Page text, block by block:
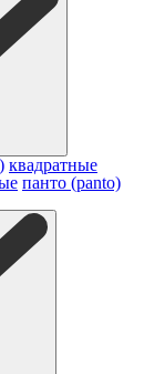
квадратные
панто (panto)